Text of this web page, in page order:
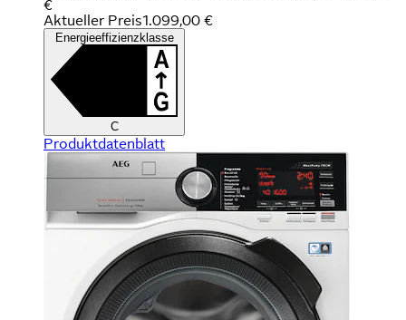
€
Aktueller Preis1.099,00 €
Energieeffizienzklasse
C
Produktdatenblatt